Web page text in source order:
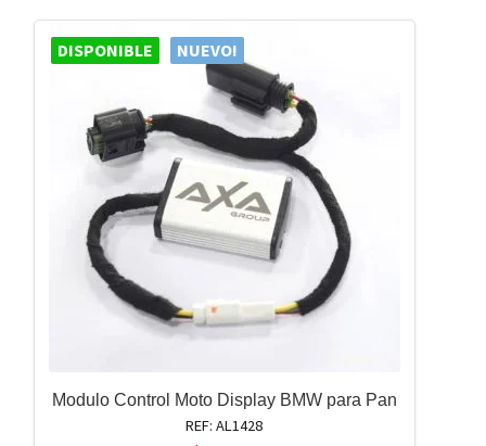
DISPONIBLE NUEVO!
Modulo Control Moto Display BMW para Pan
REF: AL1428